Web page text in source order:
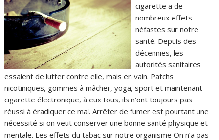
cigarette a de
nombreux effets
néfastes sur notre
santé. Depuis des
décennies, les
autorités sanitaires
essaient de lutter contre elle, mais en vain. Patchs
nicotiniques, gommes à mâcher, yoga, sport et maintenant
cigarette électronique, à eux tous, ils n’ont toujours pas
réussi à éradiquer ce mal. Arrêter de fumer est pourtant une
nécessité si on veut conserver une bonne santé physique et
mentale. Les effets du tabac sur notre organisme On n’a pas